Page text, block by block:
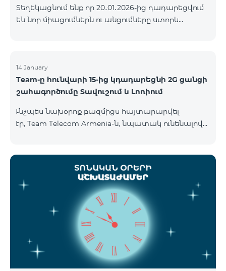
մարմինների պահանջների։ Այս փոփոխությունը
իրականացվում է հեռուստատեսային հարթակի
ցանկը ըստ մարզեր
Տեղեկացնում ենք որ 20․01․2026-ից դադարեցվում
են նոր միացումներն ու անցումները ստորև
14 January
Team-ը հունվարի 15-ից կդադարեցնի 2G ցանցի
շահագործումը Տավուշում և Լոռիում
Ւնչպես նախօրոք բազմիցս հայտարարվել
էր, Team Telecom Armenia-ն, նպատակ ունենալով
կունենա փուլային տարբերակով: Առաջին փուլով
ցանցը կանջատվի Տավուշի և Լոռու մարզերում՝
2026թ.-ի հունվարի 15-ից: Ծառայությունների
անխափան հասանելությունն ապահովելու
նպատակով շարունակում է գործել հատուկ
առաջարկ, որը հնարավորություն է ընձեռում ձեռք
բերել նոր տեխնոլոգիաներով աշխատող բջջային
հեռախոսնե